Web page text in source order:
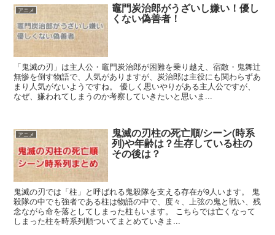
アニメ 竈門炭治郎がうざいし嫌い！優し
くない偽善者！
「鬼滅の刃」は主人公・竈門炭治郎が困難を乗り越え、宿敵・鬼舞辻
無惨を倒す物語で、人気がありますが、炭治郎は主役にも関わらずあ
まり人気がないようですね。 優しく思いやりがある主人公ですが、
なぜ、嫌われてしまうのか考察していきたいと思いま...
アニメ 鬼滅の刃柱の死亡順/シーン(時系
列)や年齢は？生存している柱の
その後は？
鬼滅の刃では「柱」と呼ばれる鬼殺隊を支える存在が9人います。 鬼
殺隊の中でも強者である柱は物語の中で、度々、上弦の鬼と戦い、残
念ながら命を落としてしまった柱もいます。 こちらでは亡くなって
しまった柱を時系列順ついてまとめていきま...